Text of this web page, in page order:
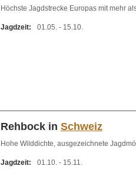
Höchste Jagdstrecke Europas mit mehr
Jagdzeit: 01.05. - 15.10.
Rehbock in Schweiz
Hohe Wilddichte, ausgezeichnete
Jagdzeit: 01.10. - 15.11.